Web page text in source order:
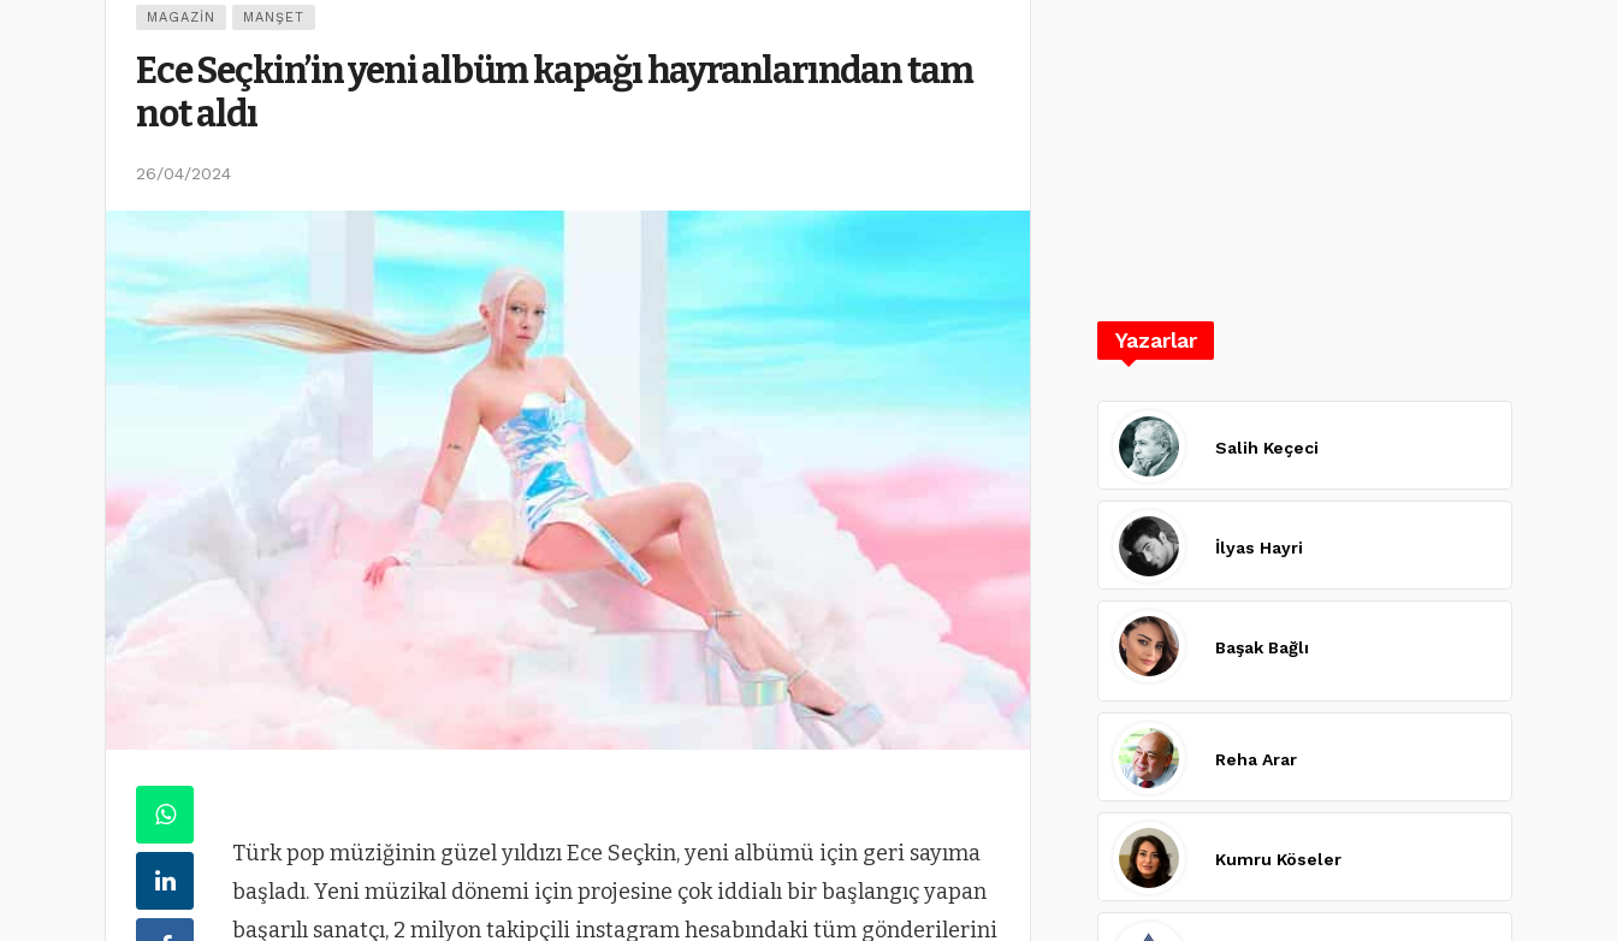
MAGAZİN MANŞET
Ece Seçkin’in yeni albüm kapağı hayranlarından tam
not aldı
26/04/2024
Türk pop müziğinin güzel yıldızı Ece Seçkin, yeni albümü için geri sayıma
başladı. Yeni müzikal dönemi için projesine çok iddialı bir başlangıç yapan
başarılı sanatçı, 2 milyon takipçili instagram hesabındaki tüm gönderilerini
Yazarlar
Salih Keçeci
İlyas Hayri
Başak Bağlı
Reha Arar
Kumru Köseler